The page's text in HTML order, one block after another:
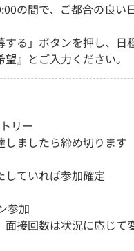
の間で、ご都合の良い
する」ボタンを押し、日
望』とご入力ください。
リー
ましたら締め切ります
していれば参加確定
参加
接回数は状況に応じて